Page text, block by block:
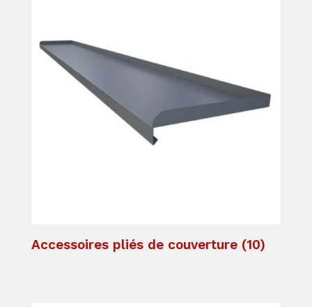
Accessoires pliés de couverture (10)